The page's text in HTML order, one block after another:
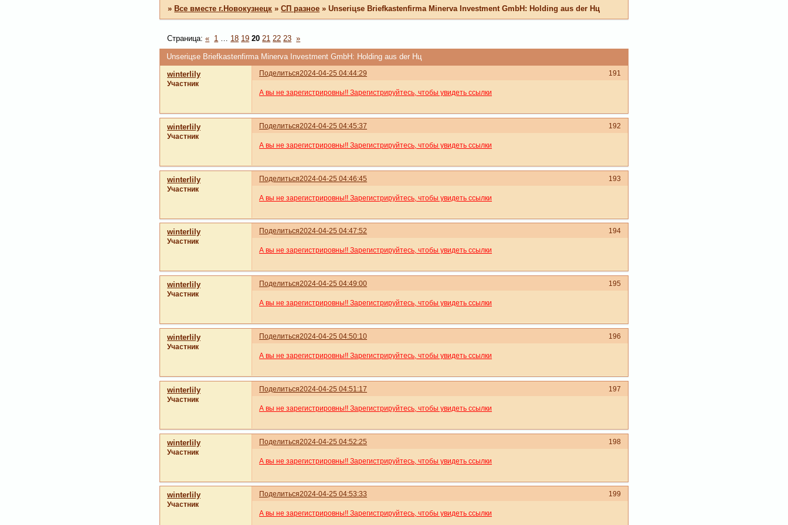
»Все вместе г.Новокузнецк »СП разное »Unseriцse Briefkastenfirma Minerva Investment GmbH: Holding aus der Hц
Unseriцse Briefkastenfirma Minerva Investment GmbH: Holding aus der Hц
Страница:« 1 … 18 19 20 21 22 23 »
Поделиться 191
2024-04-25 04:44:29
winterlily
Участник
А вы не зарегистрировны!! Зарегистрируйтесь, чтобы увидеть ссылки
Поделиться 192
2024-04-25 04:45:37
winterlily
Участник
А вы не зарегистрировны!! Зарегистрируйтесь, чтобы увидеть ссылки
Поделиться 193
2024-04-25 04:46:45
winterlily
Участник
А вы не зарегистрировны!! Зарегистрируйтесь, чтобы увидеть ссылки
Поделиться 194
2024-04-25 04:47:52
winterlily
Участник
А вы не зарегистрировны!! Зарегистрируйтесь, чтобы увидеть ссылки
Поделиться 195
2024-04-25 04:49:00
winterlily
Участник
А вы не зарегистрировны!! Зарегистрируйтесь, чтобы увидеть ссылки
Поделиться 196
2024-04-25 04:50:10
winterlily
Участник
А вы не зарегистрировны!! Зарегистрируйтесь, чтобы увидеть ссылки
Поделиться 197
2024-04-25 04:51:17
winterlily
Участник
А вы не зарегистрировны!! Зарегистрируйтесь, чтобы увидеть ссылки
Поделиться 198
2024-04-25 04:52:25
winterlily
Участник
А вы не зарегистрировны!! Зарегистрируйтесь, чтобы увидеть ссылки
Поделиться 199
2024-04-25 04:53:33
winterlily
Участник
А вы не зарегистрировны!! Зарегистрируйтесь, чтобы увидеть ссылки